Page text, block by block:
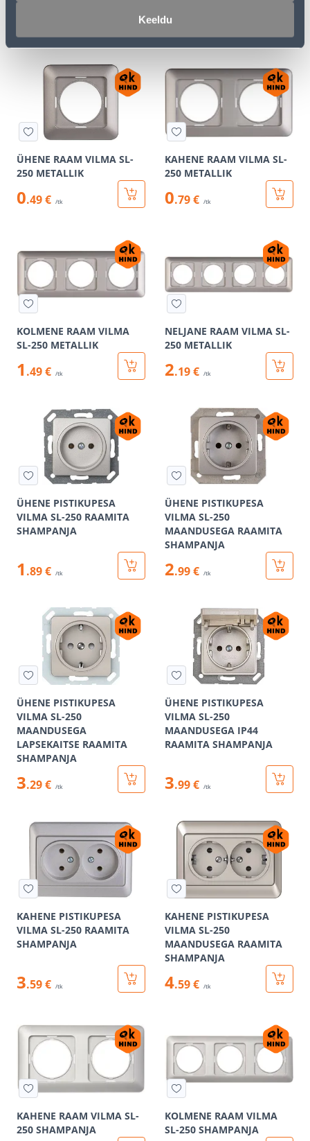
Keeldu
4
ÜHENE RAAM VILMA SL-
250 METALLIK
0.49 € /tk
KAHENE RAAM VILMA SL-
250 METALLIK
0.79 € /tk
KOLMENE RAAM VILMA
SL-250 METALLIK
1 .49 € /tk
NELJANE RAAM VILMA SL-
250 METALLIK
2.19 € /tk
ÜHENE PISTIKUPESA
VILMA SL-250 RAAMITA
SHAMPANJA
1 .89 € /tk
ÜHENE PISTIKUPESA
VILMA SL-250
MAANDUSEGA RAAMITA
SHAMPANJA
2.99 € /tk
ÜHENE PISTIKUPESA
VILMA SL-250
MAANDUSEGA
LAPSEKAITSE RAAMITA
SHAMPANJA
3.29 € /tk
ÜHENE PISTIKUPESA
VILMA SL-250
MAANDUSEGA IP44
RAAMITA SHAMPANJA
3.99 € /tk
KAHENE PISTIKUPESA
VILMA SL-250 RAAMITA
SHAMPANJA
3.59 € /tk
KAHENE PISTIKUPESA
VILMA SL-250
MAANDUSEGA RAAMITA
SHAMPANJA
4.59 € /tk
KAHENE RAAM VILMA SL-
250 SHAMPANJA
KOLMENE RAAM VILMA
SL-250 SHAMPANJA